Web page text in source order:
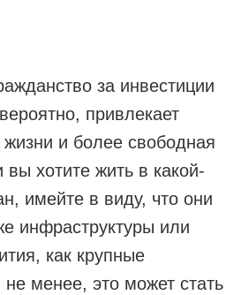
за инвестиции
привлекает
и более свободная
вы хотите жить в какой-
имейте в виду, что они
инфраструктуры или
как крупные
не менее, это может стать